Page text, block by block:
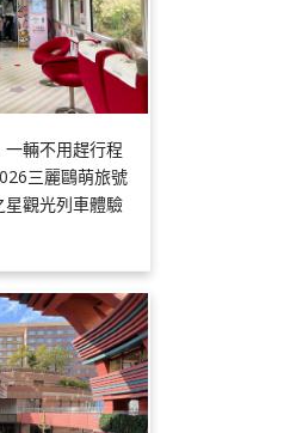
輛不用趕行程
三麗鷗萌旅號
觀光列車體驗